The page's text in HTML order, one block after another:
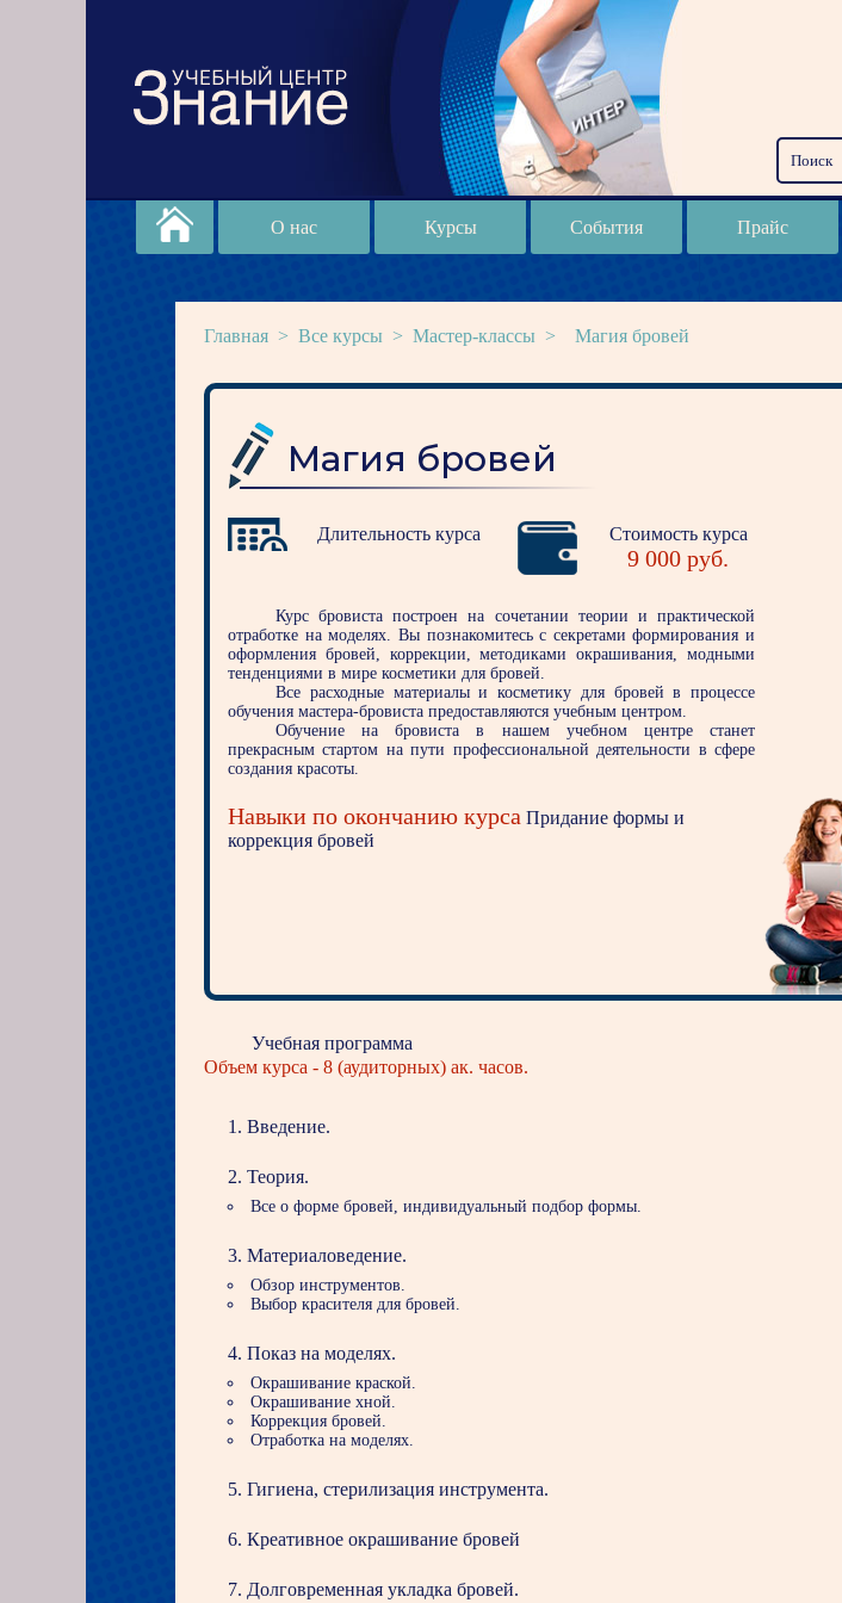
О нас Курсы События Прайс
Главная > Все курсы > Мастер-классы > Магия бровей
Магия бровей
Длительность курса Стоимость курса
9 000
Курс бровиста построен на сочетании теории и практической
отработке на моделях. Вы познакомитесь с секретами формирования и
оформления бровей, коррекции, методиками окрашивания, модными
тенденциями в мире косметики для бровей.
Все расходные материалы и косметику для бровей в процессе
обучения мастера-бровиста предоставляются учебным центром.
Обучение на бровиста в нашем учебном центре станет
прекрасным стартом на пути профессиональной деятельности в сфере
создания красоты.
Навыки по окончанию курса Придание формы и
коррекция бровей
Учебная программа
Объем курса - 8 (аудиторных) ак. часов.
Введение.
Теория.
Все о форме бровей, индивидуальный подбор формы.
Материаловедение.
Обзор инструментов.
Выбор красителя для бровей.
Показ на моделях.
Окрашивание краской.
Окрашивание хной.
Коррекция бровей.
Отработка на моделях.
Гигиена, стерилизация инструмента.
Креативное окрашивание бровей
Долговременная укладка бровей.